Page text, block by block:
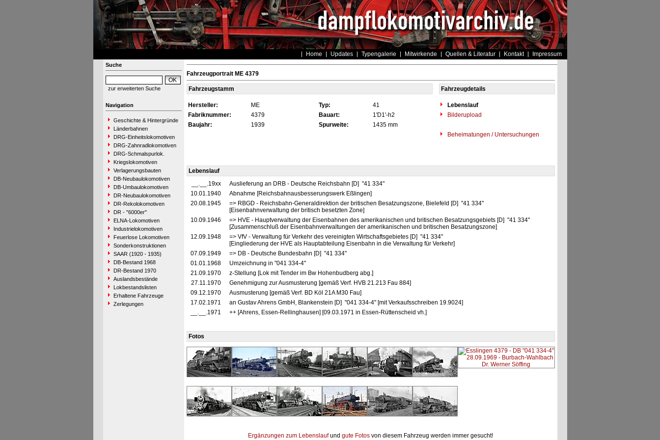
Home Updates Typengalerie Mitwirkende Quellen & Literatur Kontakt Impressum
Suche
zur erweiterten Suche
Navigation
Geschichte & Hintergründe
Länderbahnen
DRG-Einheitslokomotiven
DRG-Zahnradlokomotiven
DRG-Schmalspurlok.
Kriegslokomotiven
Verlagerungsbauten
DB-Neubaulokomotiven
DB-Umbaulokomotiven
DR-Neubaulokomotiven
DR-Rekolokomotiven
DR - "6000er"
ELNA-Lokomotiven
Industrielokomotiven
Feuerlose Lokomotiven
Sonderkonstruktionen
SAAR (1920 - 1935)
DB-Bestand 1968
DR-Bestand 1970
Auslandsbestände
Lokbestandslisten
Erhaltene Fahrzeuge
Zerlegungen
Fahrzeugportrait ME 4379
Fahrzeugstamm Fahrzeugdetails
Hersteller: ME Typ: 41
Lebenslauf
Fabriknummer:
4379 Bauart: 1'D1'-h2
Bilderupload
Baujahr:
1939 Spurweite:
1435 mm
Beheimatungen / Untersuchungen
Lebenslauf
__.__.19xx
Auslieferung an DRB - Deutsche Reichsbahn [D] "41 334"
10.01.1940
Abnahme [Reichsbahnausbesserungswerk Eßlingen]
20.08.1945
=> RBGD - Reichsbahn-Generaldirektion der britischen Besatzungszone, Bielefeld [D] "41 334"
[Eisenbahnverwaltung der britisch besetzten Zone]
10.09.1946
=> HVE - Hauptverwaltung der Eisenbahnen des amerikanischen und britischen Besatzungsgebiets [D] "41 334"
[Zusammenschluß der Eisenbahnverwaltungen der amerikanischen und britischen Besatzungszone]
12.09.1948
=> VfV - Verwaltung für Verkehr des vereinigten Wirtschaftsgebietes [D] "41 334"
[Eingliederung der HVE als Hauptabteilung Eisenbahn in die Verwaltung für Verkehr]
07.09.1949
=> DB - Deutsche Bundesbahn [D] "41 334"
01.01.1968
Umzeichnung in "041 334-4"
21.09.1970
z-Stellung [Lok mit Tender im Bw Hohenbudberg abg.]
27.11.1970
Genehmigung zur Ausmusterung [gemäß Verf. HVB 21.213 Fau 884]
09.12.1970
Ausmusterung [gemäß Verf. BD Köl 21A M30 Fau]
17.02.1971
an Gustav Ahrens GmbH, Blankenstein [D] "041 334-4" [mit Verkaufsschreiben 19.9024]
__.__.1971
++ [Ahrens, Essen-Rellinghausen] [09.03.1971 in Essen-Rüttenscheid vh.]
Fotos
Ergänzungen zum Lebenslaufund gute Fotos von diesem Fahrzeug werden immer gesucht!